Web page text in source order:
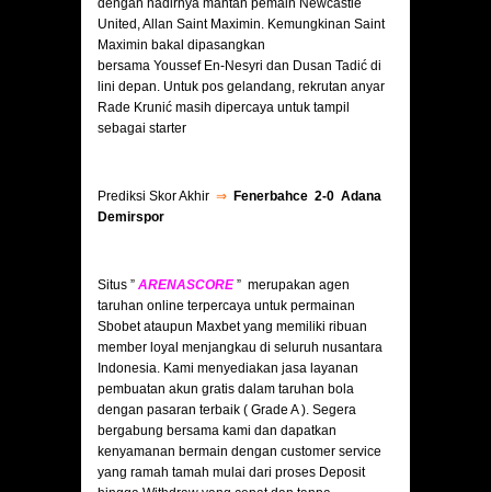
dengan hadirnya mantan pemain Newcastle
United, Allan Saint Maximin. Kemungkinan Saint
Maximin bakal dipasangkan
bersama Youssef En-Nesyri dan Dusan Tadić di
lini depan. Untuk pos gelandang, rekrutan anyar
Rade Krunić masih dipercaya untuk tampil
sebagai starter
Prediksi Skor Akhir ⇒ Fenerbahce 2-0 Adana
Demirspor
Situs ” ARENASCORE” merupakan agen
taruhan online terpercaya untuk permainan
Sbobet ataupun Maxbet yang memiliki ribuan
member loyal menjangkau di seluruh nusantara
Indonesia. Kami menyediakan jasa layanan
pembuatan akun gratis dalam taruhan bola
dengan pasaran terbaik ( Grade A ). Segera
bergabung bersama kami dan dapatkan
kenyamanan bermain dengan customer service
yang ramah tamah mulai dari proses Deposit